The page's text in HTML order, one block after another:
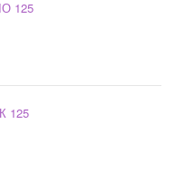
125
125